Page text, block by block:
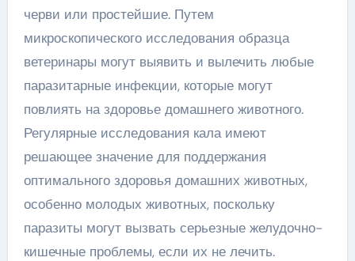
черви или простейшие. Путем
микроскопического исследования образца
ветеринары могут выявить и вылечить любые
паразитарные инфекции, которые могут
повлиять на здоровье домашнего животного.
Регулярные исследования кала имеют
решающее значение для поддержания
оптимального здоровья домашних животных,
особенно молодых животных, поскольку
паразиты могут вызвать серьезные желудочно-
кишечные проблемы, если их не лечить.